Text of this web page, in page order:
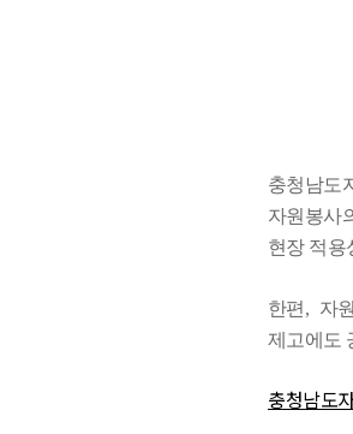
충청남도
자원봉사
현장 적용
한편 , 자
제고에도
충청남도